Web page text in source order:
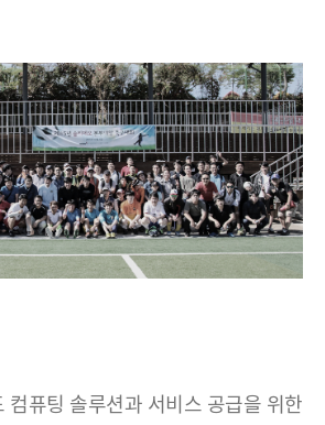
컴퓨팅 솔루션과 서비스 공급을 위한